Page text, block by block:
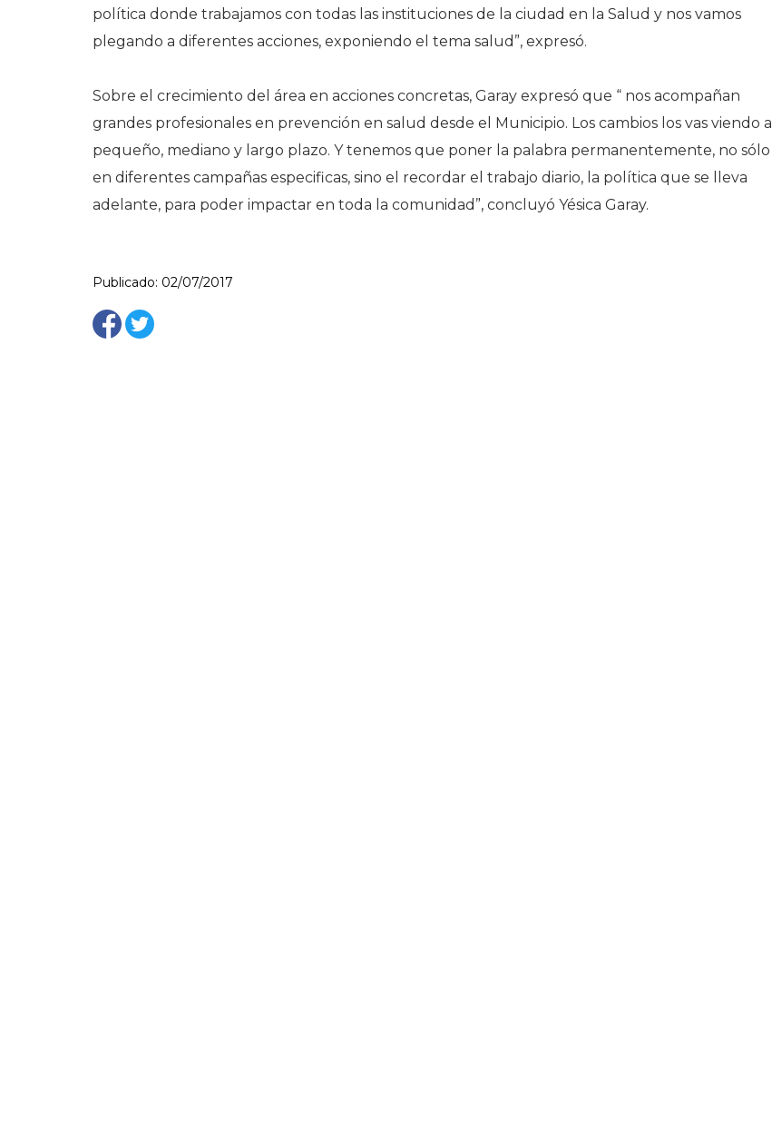
política donde trabajamos con todas las instituciones de la ciudad en la Salud y nos vamos
plegando a diferentes acciones, exponiendo el tema salud”, expresó.
Sobre el crecimiento del área en acciones concretas, Garay expresó que “ nos acompañan
grandes profesionales en prevención en salud desde el Municipio. Los cambios los vas viendo a
pequeño, mediano y largo plazo. Y tenemos que poner la palabra permanentemente, no sólo
en diferentes campañas especificas, sino el recordar el trabajo diario, la política que se lleva
adelante, para poder impactar en toda la comunidad”, concluyó Yésica Garay.
Publicado: 02/07/2017